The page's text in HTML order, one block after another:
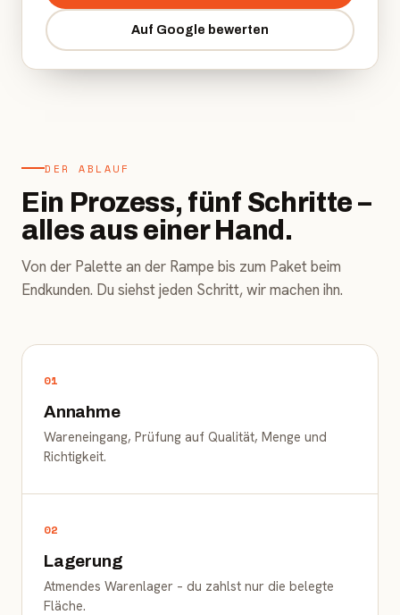
Auf Google bewerten
DER ABLAUF
Ein Prozess, fünf Schritte –
alles aus einer Hand.
Von der Palette an der Rampe bis zum Paket beim
Endkunden. Du siehst jeden Schritt, wir machen ihn.
01
Annahme
Wareneingang, Prüfung auf Qualität, Menge und
Richtigkeit.
02
Lagerung
Atmendes Warenlager – du zahlst nur die belegte
Fläche.